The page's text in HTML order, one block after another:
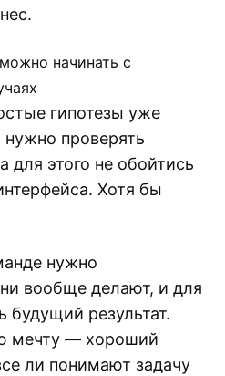
начинать с
гипотезы уже
проверять
для этого не обойтись
Хотя бы
нужно
вообще делают, и для
будущий результат.
мечту — хороший
ли понимают задачу